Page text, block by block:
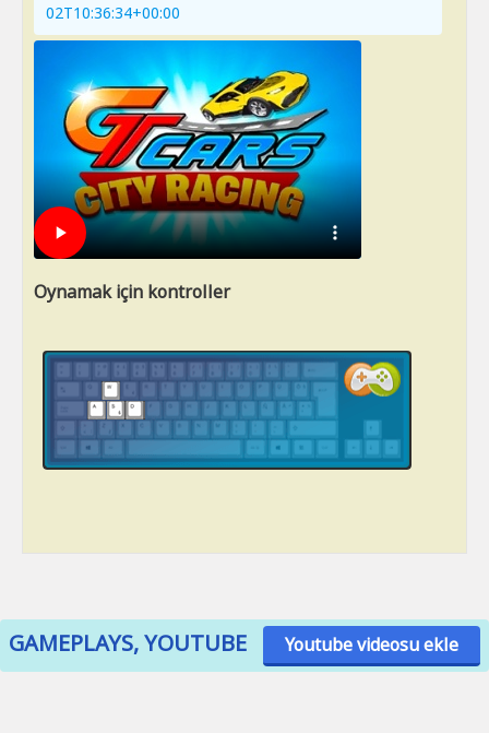
02T10:36:34+00:00
Oynamak için kontroller
GAMEPLAYS, YOUTUBE Youtube videosu ekle